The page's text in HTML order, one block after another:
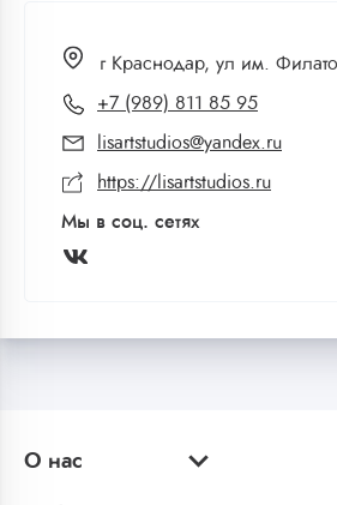
г Краснодар, ул им.
+7 (989) 811 85 95
lisartstudios@yandex.ru
https://lisartstudios.ru
Мы в соц. сетях
О нас